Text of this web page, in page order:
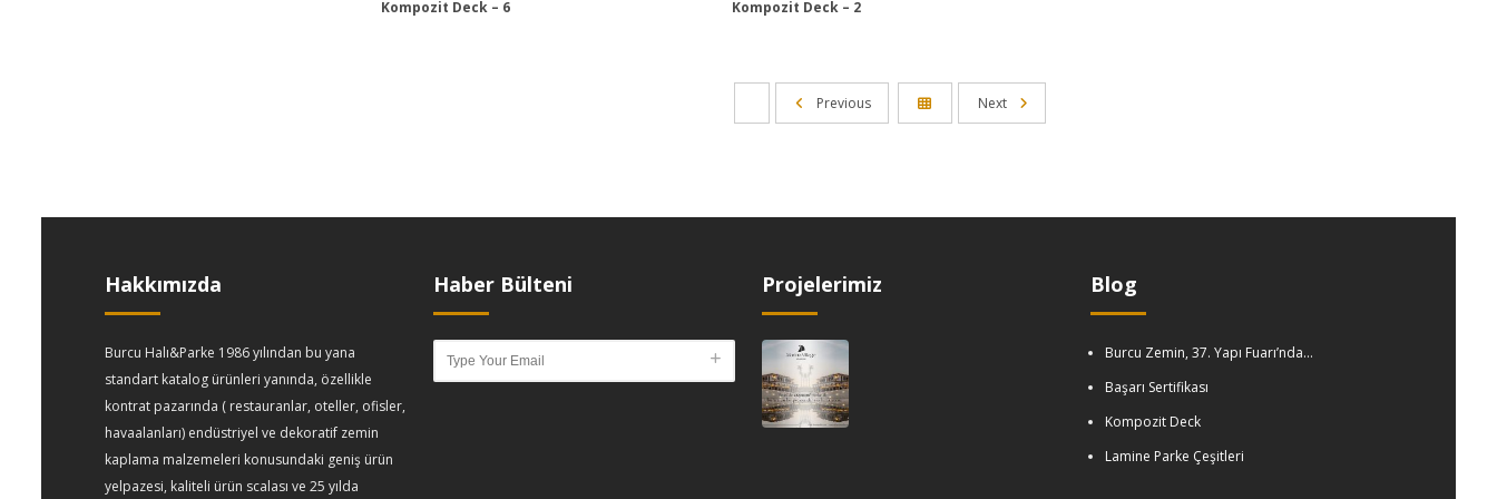
Kompozit Deck – 6 Kompozit Deck – 2
Previous Next
Hakkımızda
Burcu Halı&Parke 1986 yılından bu yana
standart katalog ürünleri yanında, özellikle
kontrat pazarında ( restauranlar, oteller, ofisler,
havaalanları) endüstriyel ve dekoratif zemin
kaplama malzemeleri konusundaki geniş ürün
yelpazesi, kaliteli ürün scalası ve 25 yılda
Haber Bülteni Projelerimiz Blog
Burcu Zemin, 37. Yapı Fuarı’nda…
Başarı Sertifikası
Kompozit Deck
Lamine Parke Çeşitleri